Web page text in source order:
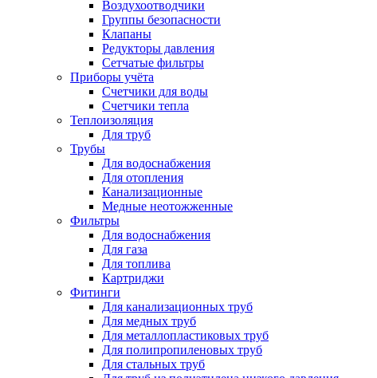
Воздухоотводчики
Группы безопасности
Клапаны
Редукторы давления
Сетчатые фильтры
Приборы учёта
Счетчики для воды
Счетчики тепла
Теплоизоляция
Для труб
Трубы
Для водоснабжения
Для отопления
Канализационные
Медные неотожженные
Фильтры
Для водоснабжения
Для газа
Для топлива
Картриджи
Фитинги
Для канализационных труб
Для медных труб
Для металлопластиковых труб
Для полипропиленовых труб
Для стальных труб